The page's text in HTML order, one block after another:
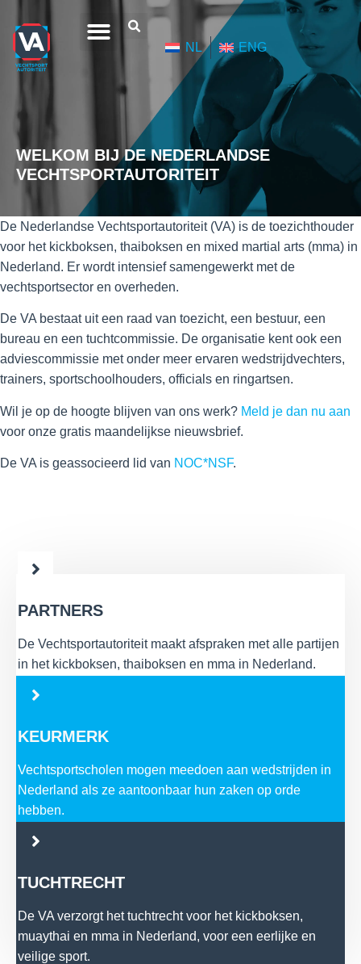
NL ENG
WELKOM BIJ DE NEDERLANDSE
VECHTSPORTAUTORITEIT
De Nederlandse Vechtsportautoriteit (VA) is de toezichthouder
voor het kickboksen, thaiboksen en mixed martial arts (mma) in
Nederland. Er wordt intensief samengewerkt met de
vechtsportsector en overheden.
De VA bestaat uit een raad van toezicht, een bestuur, een
bureau en een tuchtcommissie. De organisatie kent ook een
adviescommissie met onder meer ervaren wedstrijdvechters,
trainers, sportschoolhouders, officials en ringartsen.
Wil je op de hoogte blijven van ons werk? Meld je dan nu aan
voor onze gratis maandelijkse nieuwsbrief.
De VA is geassocieerd lid van NOC*NSF.
PARTNERS
De Vechtsportautoriteit maakt afspraken met alle partijen
in het kickboksen, thaiboksen en mma in Nederland.
KEURMERK
Vechtsportscholen mogen meedoen aan wedstrijden in
Nederland als ze aantoonbaar hun zaken op orde
hebben.
TUCHTRECHT
De VA verzorgt het tuchtrecht voor het kickboksen,
muaythai en mma in Nederland, voor een eerlijke en
veilige sport.